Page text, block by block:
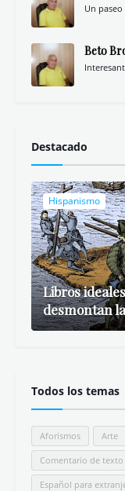
Un
Beto
Destacado
Hispanismo
Libros
desmontan
Todos los temas
Aforismos Arte
Comentario de
Español para